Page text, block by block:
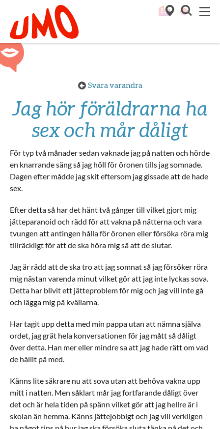
Till startsidan för Umo
Svara varandra
Jag hör föräldrarna ha
sex och mår dåligt
För typ två månader sedan vaknade jag på natten och hörde
en knarrande säng så jag höll för öronen tills jag somnade.
Dagen efter mådde jag skit eftersom jag gissade att de hade
sex.
Efter detta så har det hänt två gånger till vilket gjort mig
jätteparanoid och rädd för att vakna på nätterna och vara
tvungen att antingen hålla för öronen eller försöka röra mig
tillräckligt för att de ska höra mig så att de slutar.
Jag är rädd att de ska tro att jag somnat så jag försöker röra
mig nästan varenda minut vilket gör att jag inte lyckas sova.
Detta har blivit ett jätteproblem för mig och jag vill inte gå
och lägga mig på kvällarna.
Har tagit upp detta med min pappa utan att nämna själva
ordet, jag grät hela konversationen för jag mått så dåligt
över detta. Han mer eller mindre sa att jag hade rätt om vad
de hållit på med.
Känns lite säkrare nu att sova utan att behöva vakna upp
mitt i natten. Men såklart mår jag fortfarande dåligt över
det och är hela tiden på spänn vilket gör att jag hellre är i
skolan än hemma. Känns jättejobbigt och jag vill verkligen